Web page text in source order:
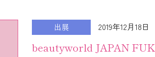
出展 2019年12月18日
beautyworld JAPAN